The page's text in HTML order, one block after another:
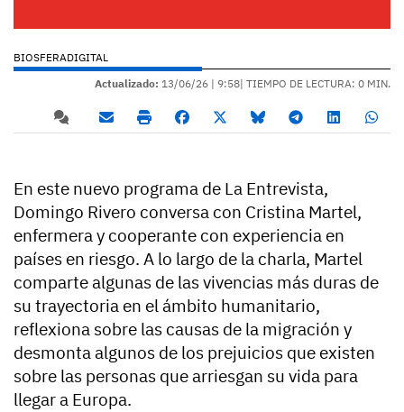
BIOSFERADIGITAL
Actualizado: 13/06/26 | 9:58| TIEMPO DE LECTURA: 0 MIN.
En este nuevo programa de La Entrevista,
Domingo Rivero conversa con Cristina Martel,
enfermera y cooperante con experiencia en
países en riesgo. A lo largo de la charla, Martel
comparte algunas de las vivencias más duras de
su trayectoria en el ámbito humanitario,
reflexiona sobre las causas de la migración y
desmonta algunos de los prejuicios que existen
sobre las personas que arriesgan su vida para
llegar a Europa.